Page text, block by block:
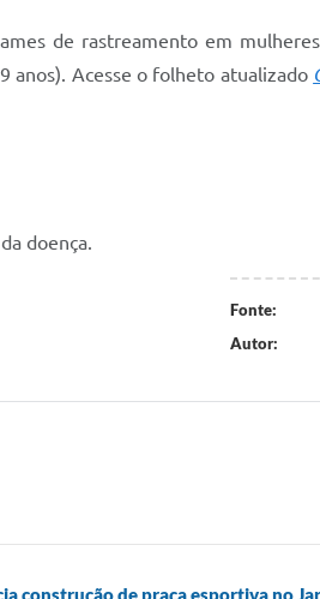
de rastreamento em
anos). Acesse o folheto atualizado
doença.
Fonte:
Autor:
construção de praça esportiva no